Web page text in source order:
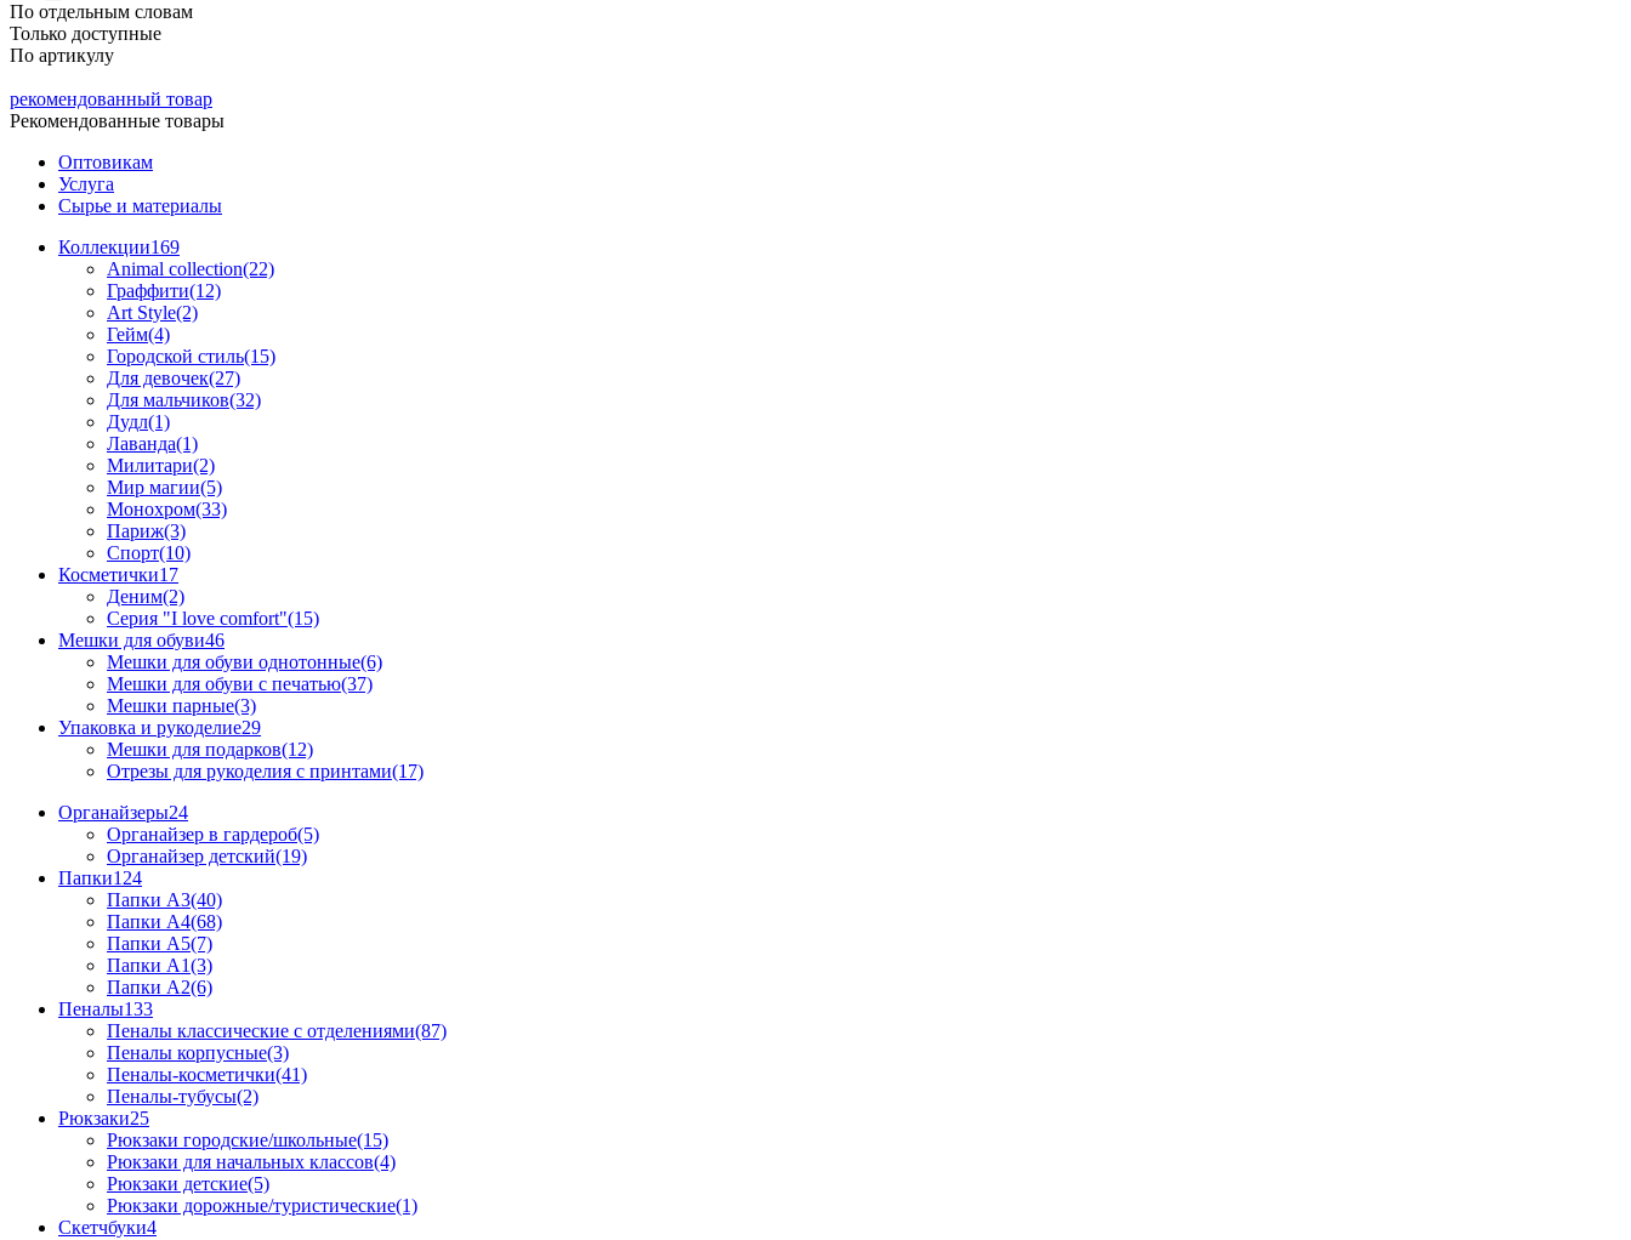
По отдельным словам
Только доступные
По артикулу
рекомендованный товар
Рекомендованные товары
Оптовикам
Услуга
Сырье и материалы
Коллекции169
Animal collection(22)
Граффити(12)
Art Style(2)
Гейм(4)
Городской стиль(15)
Для девочек(27)
Для мальчиков(32)
Дудл(1)
Лаванда(1)
Милитари(2)
Мир магии(5)
Монохром(33)
Париж(3)
Спорт(10)
Косметички17
Деним(2)
Серия "I love comfort"(15)
Мешки для обуви46
Мешки для обуви однотонные(6)
Мешки для обуви с печатью(37)
Мешки парные(3)
Упаковка и рукоделие29
Мешки для подарков(12)
Отрезы для рукоделия с принтами(17)
Органайзеры24
Органайзер в гардероб(5)
Органайзер детский(19)
Папки124
Папки А3(40)
Папки А4(68)
Папки А5(7)
Папки А1(3)
Папки А2(6)
Пеналы133
Пеналы классические с отделениями(87)
Пеналы корпусные(3)
Пеналы-косметички(41)
Пеналы-тубусы(2)
Рюкзаки25
Рюкзаки городские/школьные(15)
Рюкзаки для начальных классов(4)
Рюкзаки детские(5)
Рюкзаки дорожные/туристические(1)
Скетчбуки4